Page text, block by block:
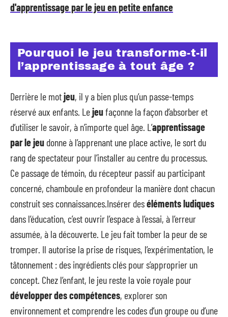
d'apprentissage par le jeu en petite enfance
Pourquoi le jeu transforme-t-il
l’apprentissage à tout âge ?
Derrière le motjeu, il y a bien plus qu’un passe-temps
réservé aux enfants. Lejeufaçonne la façon d’absorber et
d’utiliser le savoir, à n’importe quel âge. L’apprentissage
par le jeu donne à l’apprenant une place active, le sort du
rang de spectateur pour l’installer au centre du processus.
Ce passage de témoin, du récepteur passif au participant
concerné, chamboule en profondeur la manière dont chacun
construit ses connaissances.Insérer deséléments ludiques
dans l’éducation, c’est ouvrir l’espace à l’essai, à l’erreur
assumée, à la découverte. Le jeu fait tomber la peur de se
tromper. Il autorise la prise de risques, l’expérimentation, le
tâtonnement : des ingrédients clés pour s’approprier un
concept. Chez l’enfant, le jeu reste la voie royale pour
développer des compétences, explorer son
environnement et comprendre les codes d’un groupe ou d’une